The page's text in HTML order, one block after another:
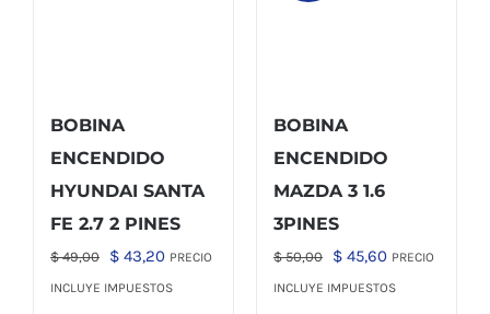
BOBINA
ENCENDIDO
HYUNDAI SANTA
FE 2.7 2 PINES
$49,00
El
precio
$ 43,20El
precio
PRECIO
INCLUYE IMPUESTOS
BOBINA
ENCENDIDO
MAZDA 3 1.6
3PINES
$50,00
El
precio
$ 45,60El
precio
PRECIO
INCLUYE IMPUESTOS